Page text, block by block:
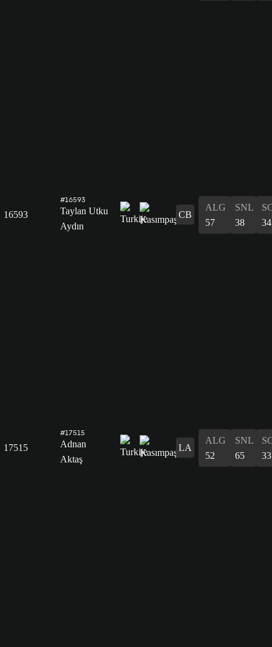
16593
#16593
Taylan Utku
Aydın
CB
ALG
57
SNL
38
34
17515
#17515
Adnan
Aktaş
LA
ALG
52
SNL
65
33